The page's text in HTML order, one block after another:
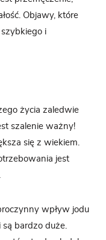
Objawy, które
i
życia zaledwie
szalenie ważny!
się z wiekiem.
jest
wpływ jodu
bardzo duże.